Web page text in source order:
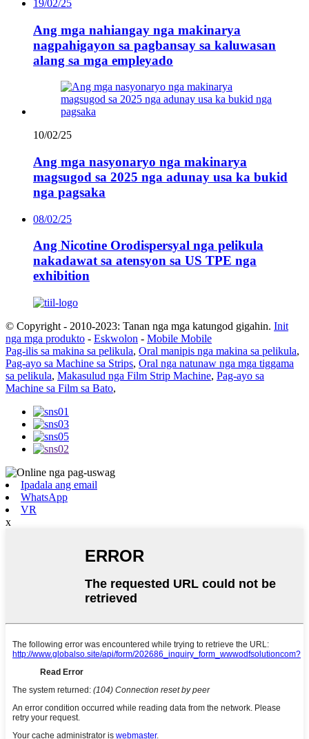
19/02/25
Ang mga nahiangay nga makinarya
nagpahigayon sa pagbansay sa kaluwasan
alang sa mga empleyado
10/02/25
Ang mga nasyonaryo nga makinarya
magsugod sa 2025 nga adunay usa ka bukid
nga pagsaka
08/02/25
Ang Nicotine Orodispersyal nga pelikula
nakadawat sa atensyon sa US TPE nga
exhibition
© Copyright - 2010-2023: Tanan nga mga katungod gigahin. Init
nga mga produkto - Eskwolon - Mobile Mobile
Pag-ilis sa makina sa pelikula, Oral manipis nga makina sa pelikula,
Pag-ayo sa Machine sa Strips, Oral nga natunaw nga mga tiggama
sa pelikula, Makasulud nga Film Strip Machine, Pag-ayo sa
Machine sa Film sa Bato,
Ipadala ang email
WhatsApp
VR
x